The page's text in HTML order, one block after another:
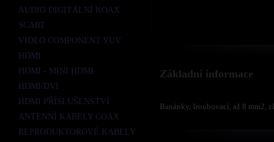
AUDIO DIGITÁLNÍ KOAX
SCART
VIDEO COMPONENT YUV
HDMI
HDMI - MINI HDMI
HDMI/DVI
HDMI PŘÍSLUŠENSTVÍ
ANTENNÍ KABELY COAX
REPRODUKTOROVÉ KABELY
Základní informace
Banánky, šroubovací, až 8 mm2,